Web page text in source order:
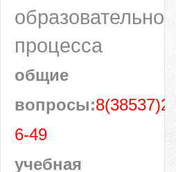
образовательного
процесса
общие
вопросы:8(38537)28-
6-49
учебная